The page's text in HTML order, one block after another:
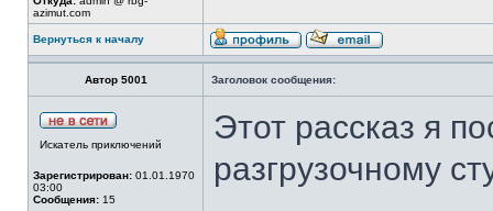
azimut.com
Вернуться к началу
Автор 5001 Заголовок сообщения:
Искатель приключений
Зарегистрирован: 01.01.1970
03:00
Сообщения: 15
Этот рассказ я
разгрузочному